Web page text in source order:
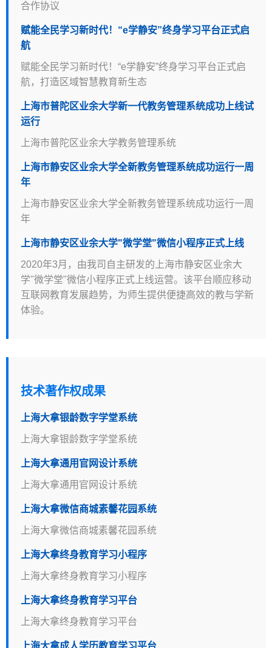
合作协议
赋能全民学习新时代！“e学静安”终身学习平台正式启
航
赋能全民学习新时代！“e学静安”终身学习平台正式启
航，打造区域智慧教育新生态
上海市普陀区业余大学新一代教务管理系统成功上线试
运行
上海市普陀区业余大学教务管理系统
上海市静安区业余大学全新教务管理系统成功运行一周
年
上海市静安区业余大学全新教务管理系统成功运行一周
年
上海市静安区业余大学"微学堂"微信小程序正式上线
2020年3月，由我司自主研发的上海市静安区业余大
学"微学堂"微信小程序正式上线运营。该平台顺应移动
互联网教育发展趋势，为师生提供便捷高效的教与学新
体验。
技术著作权成果
上海大拿银龄数字学堂系统
上海大拿银龄数字学堂系统
上海大拿通用官网设计系统
上海大拿通用官网设计系统
上海大拿微信商城素馨花园系统
上海大拿微信商城素馨花园系统
上海大拿终身教育学习小程序
上海大拿终身教育学习小程序
上海大拿终身教育学习平台
上海大拿终身教育学习平台
上海大拿成人学历教育学习平台